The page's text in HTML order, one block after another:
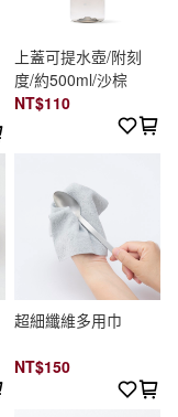
上蓋可提水壺/附刻
度/約500ml/沙棕
NT$110
超細纖維多用巾
NT$150